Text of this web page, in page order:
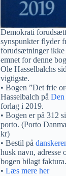
Demokrati
synspunkter flyder
forudsætninger ikke
emnet for denne
Ole Hasselbalchs
vigtigste.
• Bogen ”Det frie
Hasselbalch påDen
forlag i 2019.
• Bogen er på 312
porto. (Porto
kr)
• Bestil på
husk navn, adresse
bogen bilagt faktura.
•Læs mere her